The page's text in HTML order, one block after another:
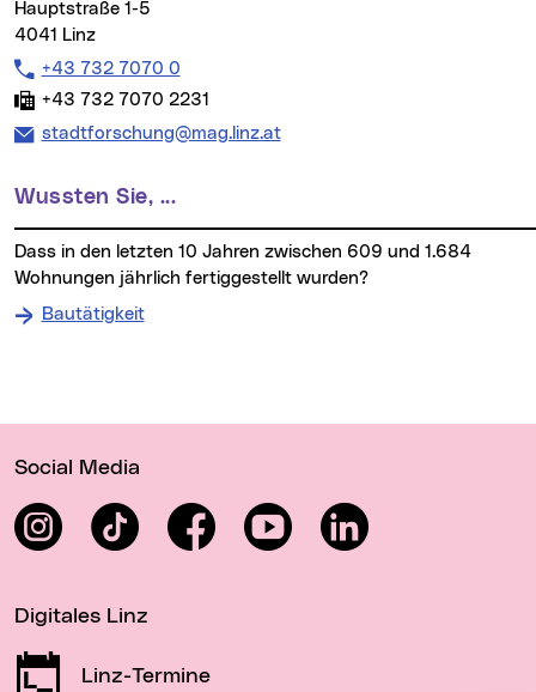
Hauptstraße 1-5
4041 Linz
Telefon:
+43 732 7070 0
Fax:
+43 732 7070 2231
E-Mail Adresse:
stadtforschung@mag.linz.at
Wussten Sie, ...
dass in den letzten 10 Jahren zwischen 609 und 1.684
Wohnungen jährlich fertiggestellt wurden?
Bautätigkeit
Social Media
InstagramTikTok FacebookYouTube LinkedIn
Digitales Linz
Linz-Termine